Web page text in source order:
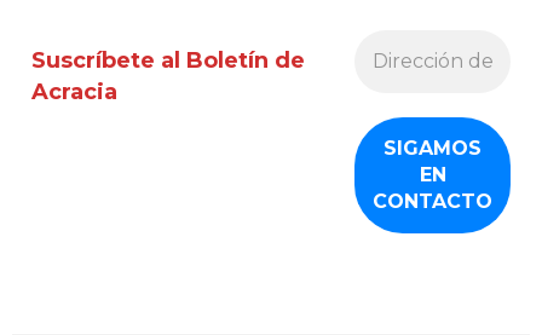
Suscríbete al Boletín de
Acracia